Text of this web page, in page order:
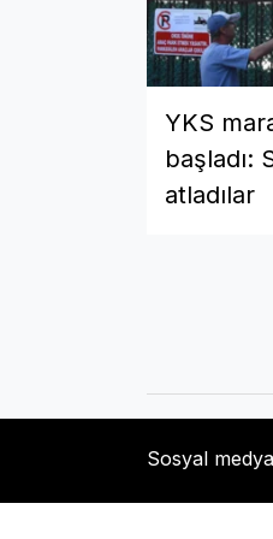
YKS
başladı:
atladılar
Sosyal